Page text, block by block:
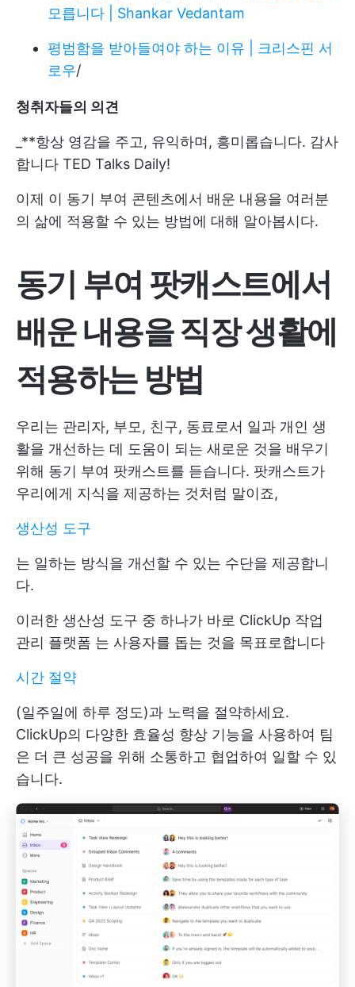
모릅니다 | Shankar Vedantam
평범함을 받아들여야 하는 이유 | 크리스핀 서
로우/
청취자들의 의견
_**항상 영감을 주고, 유익하며, 흥미롭습니다. 감사
합니다 TED Talks Daily!
이제 이 동기 부여 콘텐츠에서 배운 내용을 여러분
의 삶에 적용할 수 있는 방법에 대해 알아봅시다.
동기 부여 팟캐스트에서
배운 내용을 직장 생활에
적용하는 방법
우리는 관리자, 부모, 친구, 동료로서 일과 개인 생
활을 개선하는 데 도움이 되는 새로운 것을 배우기
위해 동기 부여 팟캐스트를 듣습니다. 팟캐스트가
우리에게 지식을 제공하는 것처럼 말이죠,
생산성 도구
는 일하는 방식을 개선할 수 있는 수단을 제공합니
다.
이러한 생산성 도구 중 하나가 바로 ClickUp 작업
관리 플랫폼 는 사용자를 돕는 것을 목표로합니다
시간 절약
(일주일에 하루 정도)과 노력을 절약하세요.
ClickUp의 다양한 효율성 향상 기능을 사용하여 팀
은 더 큰 성공을 위해 소통하고 협업하여 일할 수 있
습니다.